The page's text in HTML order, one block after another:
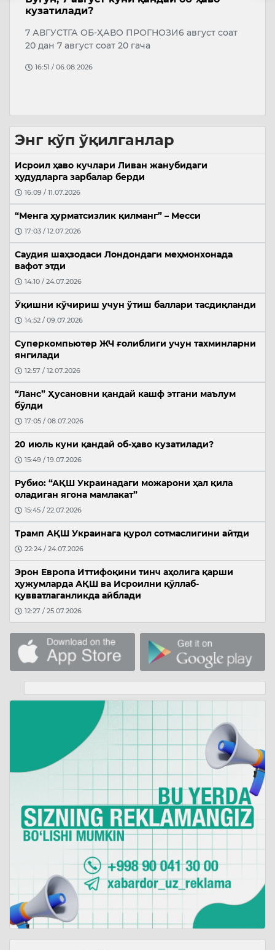
кузатилади?
7 АВГУСТГА ОБ-ҲАВО ПРОГНОЗИ6 август соат
20 дан 7 август соат 20 гача
16:51 / 06.08.2026
Энг кўп ўқилганлар
Исроил ҳаво кучлари Ливан жанубидаги
ҳудудларга зарбалар берди
16:09 / 11.07.2026
“Менга ҳурматсизлик қилманг” – Месси
17:03 / 12.07.2026
Саудия шаҳзодаси Лондондаги меҳмонхонада
вафот этди
14:10 / 24.07.2026
Ўқишни кўчириш учун ўтиш баллари тасдиқланди
14:52 / 09.07.2026
Суперкомпьютер ЖЧ ғолиблиги учун тахминларни
янгилади
12:57 / 12.07.2026
“Ланс” Ҳусановни қандай кашф этгани маълум
бўлди
17:05 / 08.07.2026
20 июль куни қандай об-ҳаво кузатилади?
15:49 / 19.07.2026
Рубио: “АҚШ Украинадаги можарони ҳал қила
оладиган ягона мамлакат”
15:45 / 22.07.2026
Трамп АҚШ Украинага қурол сотмаслигини айтди
22:24 / 24.07.2026
Эрон Европа Иттифоқини тинч аҳолига қарши
ҳужумларда АҚШ ва Исроилни қўллаб-
қувватлаганликда айблади
12:27 / 25.07.2026